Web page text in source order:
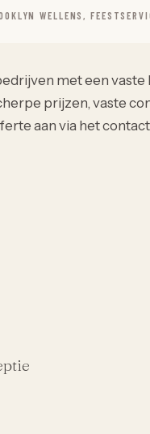
WELLENS,
met een
prijzen, vaste
aan via het